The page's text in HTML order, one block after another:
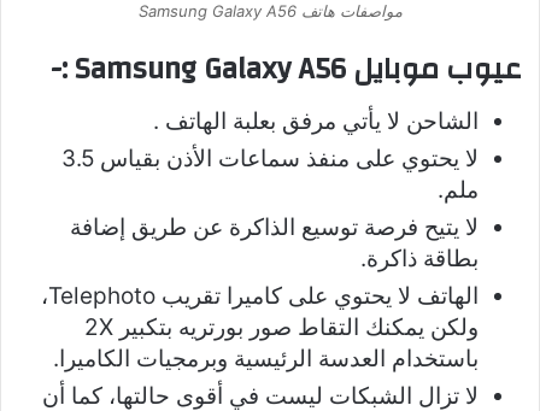
مواصفات هاتف Samsung Galaxy A56
عيوب موبايل Samsung Galaxy A56 :-
الشاحن لا يأتي مرفق بعلبة الهاتف .
لا يحتوي على منفذ سماعات الأذن بقياس 3.5
ملم.
لا يتيح فرصة توسيع الذاكرة عن طريق إضافة
بطاقة ذاكرة.
الهاتف لا يحتوي على كاميرا تقريب Telephoto،
ولكن يمكنك التقاط صور بورتريه بتكبير 2X
باستخدام العدسة الرئيسية وبرمجيات الكاميرا.
لا تزال الشبكات ليست في أقوى حالتها، كما أن